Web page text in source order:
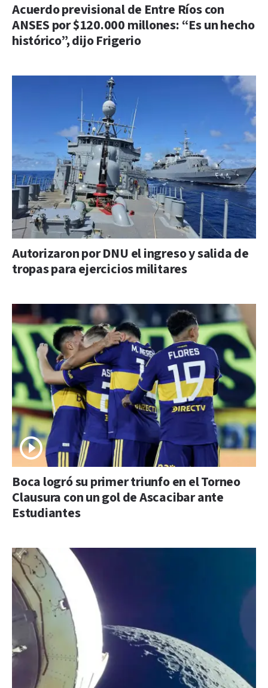
Acuerdo previsional de Entre Ríos con
ANSES por $120.000 millones: “Es un hecho
histórico”, dijo Frigerio
Autorizaron por DNU el ingreso y salida de
tropas para ejercicios militares
Boca logró su primer triunfo en el Torneo
Clausura con un gol de Ascacibar ante
Estudiantes